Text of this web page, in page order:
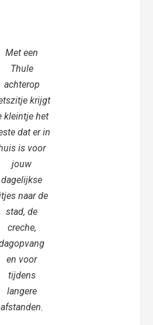
Met een
Thule
achterop
krijgt
kleintje het
dat er in
is voor
jouw
dagelijkse
naar de
stad, de
creche,
en voor
tijdens
langere
afstanden.